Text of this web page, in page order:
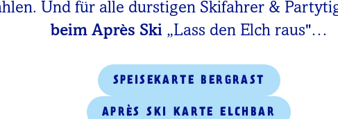
Und für alle durstigen Skifahrer &
beim Après Ski „Lass den Elch raus"…
SPEISEKARTE BERGRAST
APRÈS SKI KARTE ELCHBAR